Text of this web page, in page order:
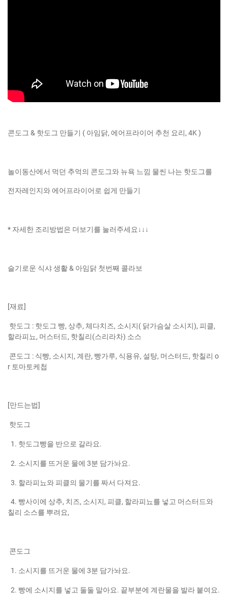
콘도그 & 핫도그 만들기 ( 아임닭, 에어프라이어 추천 요리, 4K )
놀이동산에서 먹던 추억의 콘도그와 뉴욕 느낌 물씬 나는 핫도그를
전자레인지와 에어프라이어로 쉽게 만들기
* 자세한 조리방법은 더보기를 눌러주세요↓↓↓
슬기로운 식샤 생활 & 아임닭 첫번째 콜라보
[재료]
핫도그 : 핫도그 빵, 상추, 체다치즈, 소시지( 닭가슴살 소시지), 피클,
할라피뇨, 머스터드, 핫칠리(스리라차) 소스
콘도그 : 식빵, 소시지, 계란, 빵가루, 식용유, 설탕, 머스터드, 핫칠리 o
r 토마토케첩
[만드는법]
핫도그
1. 핫도그빵을 반으로 갈라요.
2. 소시지를 뜨거운 물에 3분 담가놔요.
3. 할라피뇨와 피클의 물기를 짜서 다져요.
4. 빵사이에 상추, 치즈, 소시지, 피클, 할라피뇨를 넣고 머스터드와
칠리 소스를 뿌려요,
콘도그
1. 소시지를 뜨거운 물에 3분 담가놔요.
2. 빵에 소시지를 넣고 둘둘 말아요. 끝부분에 계란물을 발라 붙여요.